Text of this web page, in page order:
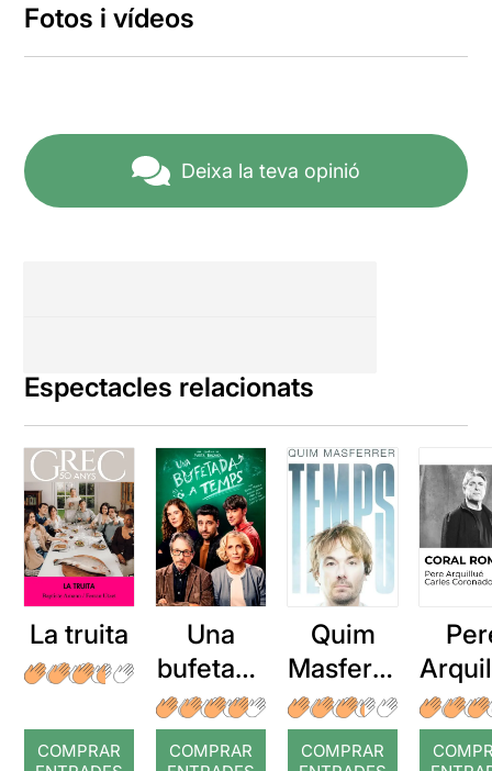
Fotos i vídeos
Deixa la teva opinió
Espectacles relacionats
La truita
COMPRAR
Una
bufetada
a temps
COMPRAR
Quim
Masferre
r: Temps
COMPRAR
: